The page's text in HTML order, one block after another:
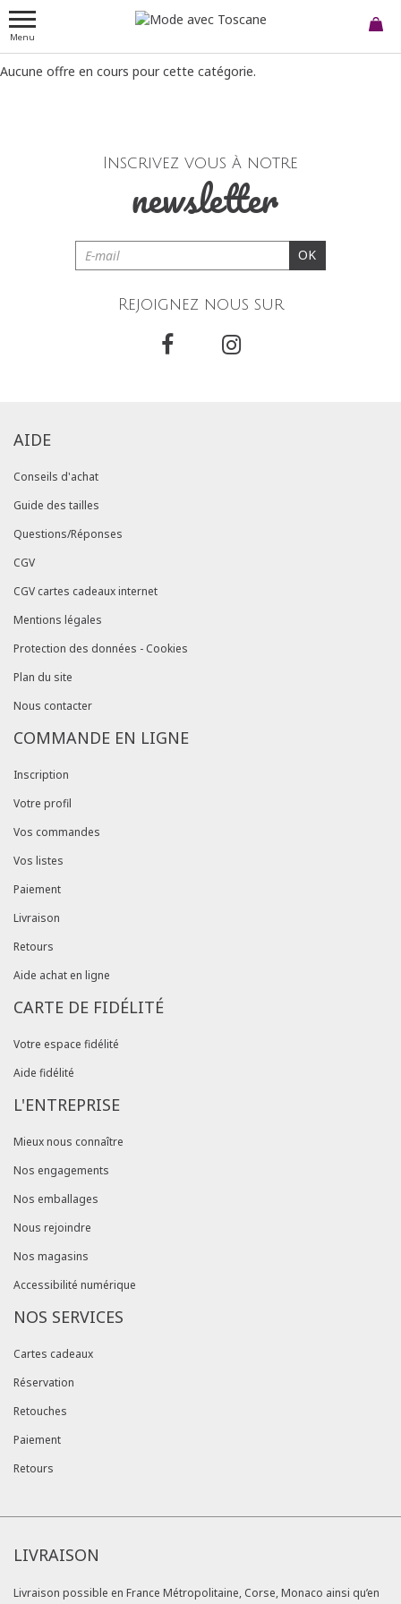
Menu
Aucune offre en cours pour cette catégorie.
Inscrivez vous à notre
newsletter
OK
Rejoignez nous sur
AIDE
Conseils d'achat
Guide des tailles
Questions/Réponses
CGV
CGV cartes cadeaux internet
Mentions légales
Protection des données - Cookies
Plan du site
Nous contacter
COMMANDE EN LIGNE
Inscription
Votre profil
Vos commandes
Vos listes
Paiement
Livraison
Retours
Aide achat en ligne
CARTE DE FIDÉLITÉ
Votre espace fidélité
Aide fidélité
L'ENTREPRISE
Mieux nous connaître
Nos engagements
Nos emballages
Nous rejoindre
Nos magasins
Accessibilité numérique
NOS SERVICES
Cartes cadeaux
Réservation
Retouches
Paiement
Retours
LIVRAISON
Livraison possible en France Métropolitaine, Corse, Monaco ainsi qu’en